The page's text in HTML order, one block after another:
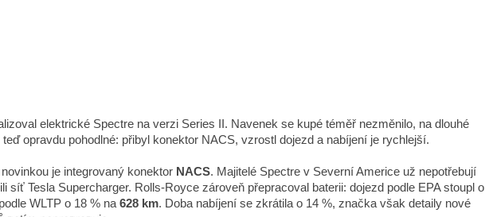
elektrické Spectre na verzi Series II. Navenek se kupé téměř nezměnilo, na dlouhé
opravdu pohodlné: přibyl konektor NACS, vzrostl dojezd a nabíjení je rychlejší.
je integrovaný konektor NACS. Majitelé Spectre v Severní Americe už nepotřebují
síť Tesla Supercharger. Rolls-Royce zároveň přepracoval baterii: dojezd podle EPA stoupl o
WLTP o 18 % na 628 km. Doba nabíjení se zkrátila o 14 %, značka však detaily nové